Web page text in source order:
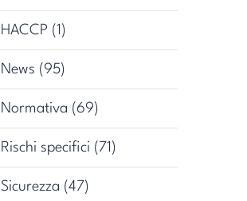
HACCP (1)
News (95)
Normativa (69)
Rischi specifici (71)
Sicurezza (47)